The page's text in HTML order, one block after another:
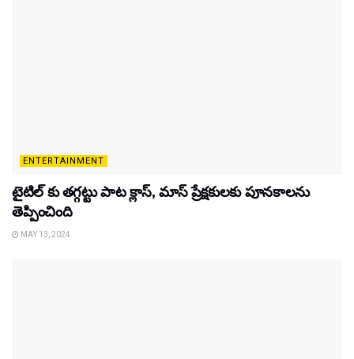
ENTERTAINMENT
టైటిల్‌ కు తగ్గట్టు పాట క్లాస్, మాస్ ప్రేక్షకులకు పూనకాలను
తెప్పించింది
MAY 13, 2024